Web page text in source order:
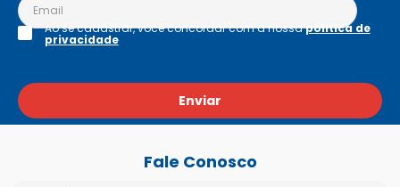
Enviar
Ao se cadastrar, você concordar com a nossapolítica de
privacidade
Fale Conosco